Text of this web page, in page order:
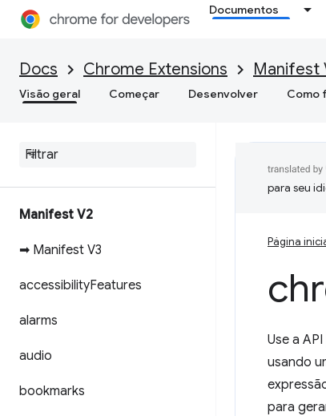
Documentos
Docs Chrome Extensions Manifest
Visão geral Começar Desenvolver Como
Manifest V2
➡ Manifest V3
accessibilityFeatures
alarms
audio
bookmarks
para seu
Página
Use a API
usando
para